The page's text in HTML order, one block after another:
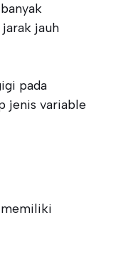
jauh
pada
jenis variable
memiliki